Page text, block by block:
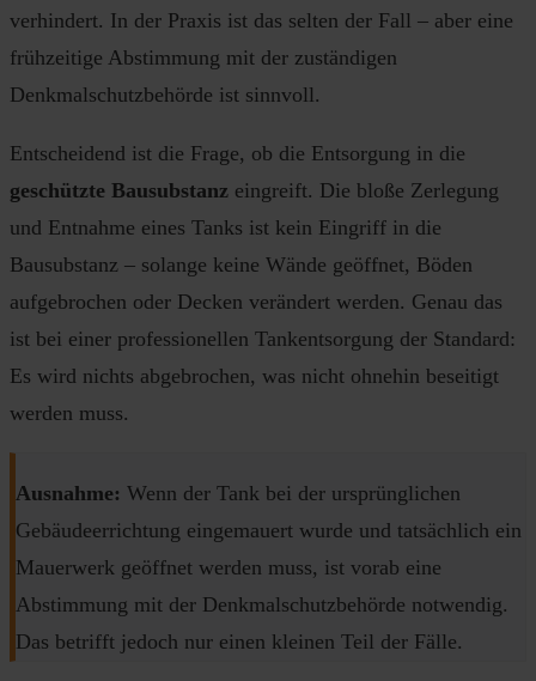
verhindert. In der Praxis ist das selten der Fall – aber eine
frühzeitige Abstimmung mit der zuständigen
Denkmalschutzbehörde ist sinnvoll.
Entscheidend ist die Frage, ob die Entsorgung in die
geschützte Bausubstanz eingreift. Die bloße Zerlegung
und Entnahme eines Tanks ist kein Eingriff in die
Bausubstanz – solange keine Wände geöffnet, Böden
aufgebrochen oder Decken verändert werden. Genau das
ist bei einer professionellen Tankentsorgung der Standard:
Es wird nichts abgebrochen, was nicht ohnehin beseitigt
werden muss.
Ausnahme: Wenn der Tank bei der ursprünglichen
Gebäudeerrichtung eingemauert wurde und tatsächlich ein
Mauerwerk geöffnet werden muss, ist vorab eine
Abstimmung mit der Denkmalschutzbehörde notwendig.
Das betrifft jedoch nur einen kleinen Teil der Fälle.